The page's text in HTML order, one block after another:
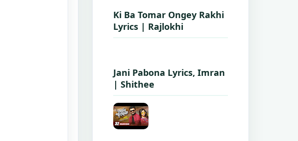
Ki Ba Tomar Ongey Rakhi
Lyrics | Rajlokhi
Jani Pabona Lyrics, Imran
| Shithee